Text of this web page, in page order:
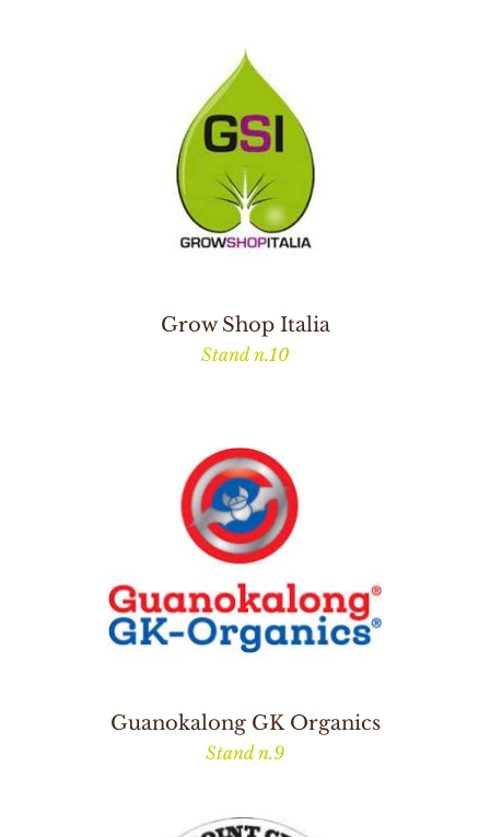
Grow Shop Italia
Stand n.10
Guanokalong GK Organics
Stand n.9